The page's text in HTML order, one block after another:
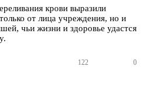
крови выразили
от лица учреждения, но и
чьи жизни и здоровье удастся
122 0